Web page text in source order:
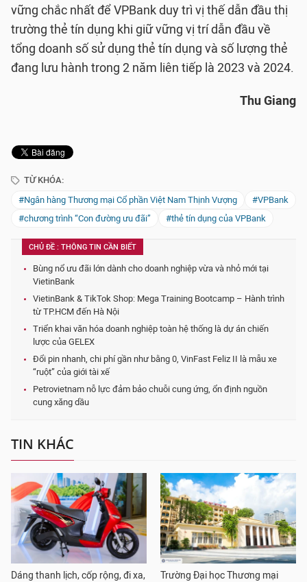
vững chắc nhất để VPBank duy trì vị thế dẫn đầu thị
trường thẻ tín dụng khi giữ vững vị trí dẫn đầu về
tổng doanh số sử dụng thẻ tín dụng và số lượng thẻ
đang lưu hành trong 2 năm liên tiếp là 2023 và 2024.
Thu Giang
TỪ KHÓA:
#Ngân hàng Thương mại Cổ phần Việt Nam Thịnh Vượng
#VPBank
#chương trình “Con đường ưu đãi”
#thẻ tín dụng của VPBank
CHỦ ĐỀ : THÔNG TIN CẦN BIẾT
Bùng nổ ưu đãi lớn dành cho doanh nghiệp vừa và nhỏ mới tại
VietinBank
VietinBank & TikTok Shop: Mega Training Bootcamp – Hành trình
từ TP.HCM đến Hà Nội
Triển khai văn hóa doanh nghiệp toàn hệ thống là dự án chiến
lược của GELEX
Đổi pin nhanh, chi phí gần như bằng 0, VinFast Feliz II là mẫu xe
“ruột” của giới tài xế
Petrovietnam nỗ lực đảm bảo chuỗi cung ứng, ổn định nguồn
cung xăng dầu
TIN KHÁC
Dáng thanh lịch, cốp rộng, đi xa,
Trường Đại học Thương mại